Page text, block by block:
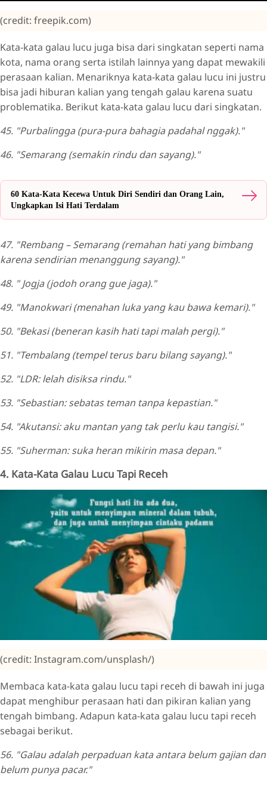
(credit: freepik.com)
Kata-kata galau lucu juga bisa dari singkatan seperti nama
kota, nama orang serta istilah lainnya yang dapat mewakili
perasaan kalian. Menariknya kata-kata galau lucu ini justru
bisa jadi hiburan kalian yang tengah galau karena suatu
problematika. Berikut kata-kata galau lucu dari singkatan.
45. "Purbalingga (pura-pura bahagia padahal nggak)."
46. "Semarang (semakin rindu dan sayang)."
60 Kata-Kata Kecewa Untuk Diri Sendiri dan Orang Lain,
Ungkapkan Isi Hati Terdalam
47. "Rembang – Semarang (remahan hati yang bimbang
karena sendirian menanggung sayang)."
48. " Jogja (jodoh orang gue jaga)."
49. "Manokwari (menahan luka yang kau bawa kemari)."
50. "Bekasi (beneran kasih hati tapi malah pergi)."
51. "Tembalang (tempel terus baru bilang sayang)."
52. "LDR: lelah disiksa rindu."
53. "Sebastian: sebatas teman tanpa kepastian."
54. "Akutansi: aku mantan yang tak perlu kau tangisi."
55. "Suherman: suka heran mikirin masa depan."
4. Kata-Kata Galau Lucu Tapi Receh
(credit: Instagram.com/unsplash/)
Membaca kata-kata galau lucu tapi receh di bawah ini juga
dapat menghibur perasaan hati dan pikiran kalian yang
tengah bimbang. Adapun kata-kata galau lucu tapi receh
sebagai berikut.
56. "Galau adalah perpaduan kata antara belum gajian dan
belum punya pacar."